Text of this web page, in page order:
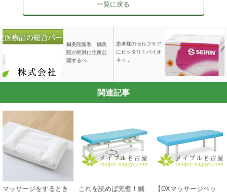
一覧に戻る
鍼灸院集客 鍼灸
院が絶対に住所公
開するべ...
患者様のセルフケア
にピッタリ！パイオ
ネッ...
関連記事
マッサージをするとき
これを読めば完璧！鍼
【DXマッサージベッ